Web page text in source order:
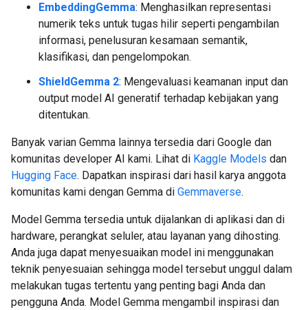
EmbeddingGemma: Menghasilkan representasi
numerik teks untuk tugas hilir seperti pengambilan
informasi, penelusuran kesamaan semantik,
klasifikasi, dan pengelompokan.
ShieldGemma 2: Mengevaluasi keamanan input dan
output model AI generatif terhadap kebijakan yang
ditentukan.
Banyak varian Gemma lainnya tersedia dari Google dan
komunitas developer AI kami. Lihat di Kaggle Models dan
Hugging Face. Dapatkan inspirasi dari hasil karya anggota
komunitas kami dengan Gemma di Gemmaverse.
Model Gemma tersedia untuk dijalankan di aplikasi dan di
hardware, perangkat seluler, atau layanan yang dihosting.
Anda juga dapat menyesuaikan model ini menggunakan
teknik penyesuaian sehingga model tersebut unggul dalam
melakukan tugas tertentu yang penting bagi Anda dan
pengguna Anda. Model Gemma mengambil inspirasi dan